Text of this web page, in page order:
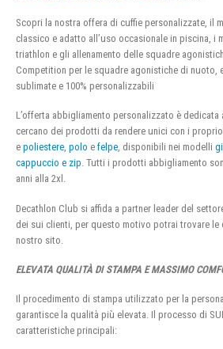
Scopri la nostra offera di cuffie personalizzate, il
classico e adatto all’uso occasionale in piscina, i
triathlon e gli allenamento delle squadre
Competition per le squadre agonistiche di nuoto,
sublimate e 100% personalizzabili
L’offerta abbigliamento personalizzato è
cercano dei prodotti da rendere unici con i
e poliestere, polo e felpe, disponibili nei modelli
cappuccio e zip. Tutti i prodotti abbigliamento
anni alla 2xl.
Decathlon Club si affida a partner leader del
dei sui clienti, per questo motivo potrai trovare le
nostro sito.
ELEVATA QUALITÀ DI STAMPA E MASSIMO
Il procedimento di stampa utilizzato per la
garantisce la qualità più elevata. Il processo di
caratteristiche principali: